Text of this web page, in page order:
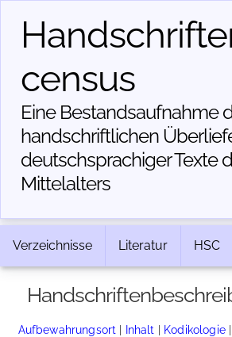
census
Eine Bestandsaufnahme
handschriftlichen
deutschsprachiger Texte
Mittelalters
Verzeichnisse Literatur HSC
Aufbewahrungsort | Inhalt | Kodikologie|